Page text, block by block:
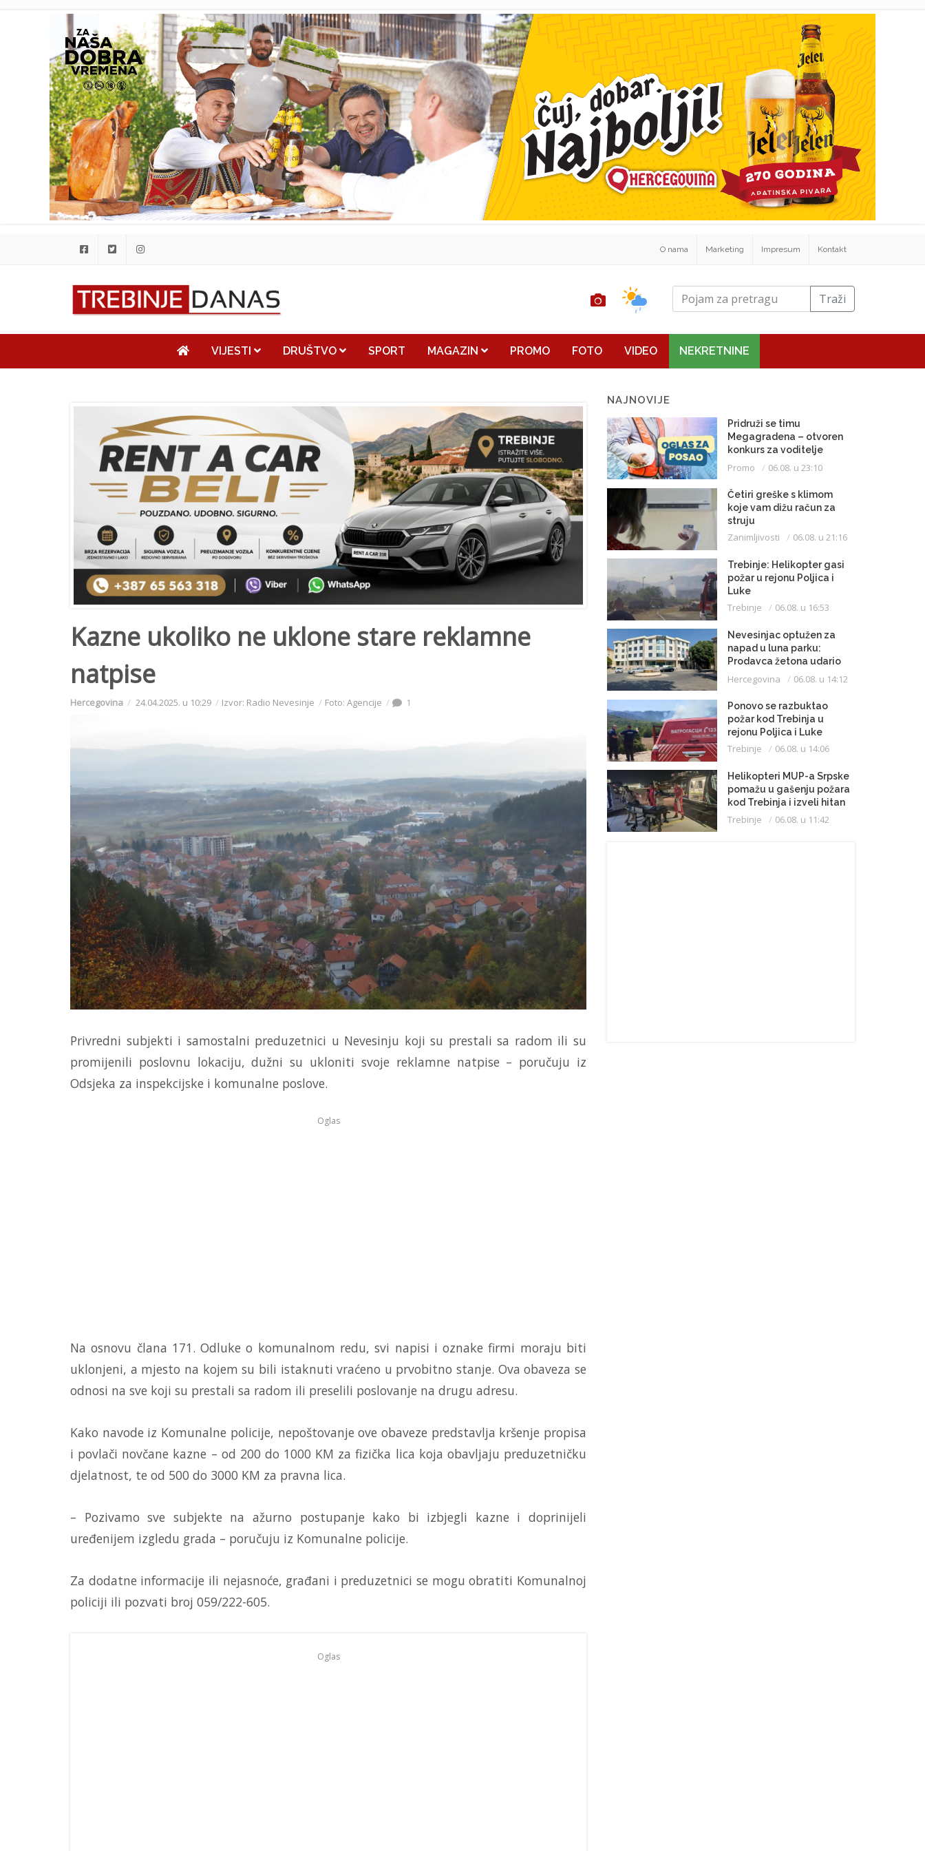
O nama Marketing Impresum Kontakt
Traži
VIJESTI DRUŠTVO SPORT MAGAZIN PROMO FOTO VIDEO NEKRETNINE
Kazne ukoliko ne uklone stare reklamne
natpise
Hercegovina 24.04.2025. u 10:29 Izvor: Radio Nevesinje Foto: Agencije 1
Privredni subjekti i samostalni preduzetnici u Nevesinju koji su prestali sa radom ili su
promijenili poslovnu lokaciju, dužni su ukloniti svoje reklamne natpise – poručuju iz
Odsjeka za inspekcijske i komunalne poslove.
Oglas
Na osnovu člana 171. Odluke o komunalnom redu, svi napisi i oznake firmi moraju biti
uklonjeni, a mjesto na kojem su bili istaknuti vraćeno u prvobitno stanje. Ova obaveza se
odnosi na sve koji su prestali sa radom ili preselili poslovanje na drugu adresu.
Kako navode iz Komunalne policije, nepoštovanje ove obaveze predstavlja kršenje propisa
i povlači novčane kazne – od 200 do 1000 KM za fizička lica koja obavljaju preduzetničku
djelatnost, te od 500 do 3000 KM za pravna lica.
– Pozivamo sve subjekte na ažurno postupanje kako bi izbjegli kazne i doprinijeli
uređenijem izgledu grada – poručuju iz Komunalne policije.
Za dodatne informacije ili nejasnoće, građani i preduzetnici se mogu obratiti Komunalnoj
policiji ili pozvati broj 059/222-605.
Oglas
NAJNOVIJE
Pridruži se timu
Megagradena – otvoren
konkurs za voditelje
gradilišta
Promo 06.08. u 23:10
Četiri greške s klimom
koje vam dižu račun za
struju
Zanimljivosti 06.08. u 21:16
Trebinje: Helikopter gasi
požar u rejonu Poljica i
Luke
Trebinje 06.08. u 16:53
Nevesinjac optužen za
napad u luna parku:
Prodavca žetona udario
mikrofonom u glavu
Hercegovina 06.08. u 14:12
Ponovo se razbuktao
požar kod Trebinja u
rejonu Poljica i Luke
Trebinje 06.08. u 14:06
Helikopteri MUP-a Srpske
pomažu u gašenju požara
kod Trebinja i izveli hitan
medicinski let do
Beograda
Trebinje 06.08. u 11:42